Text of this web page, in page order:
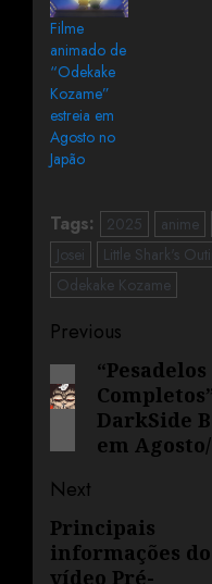
Filme
animado de
“Odekake
Kozame”
estreia em
Agosto no
Japão
Tags: 2025 anime
Josei
Little Shark's
Odekake Kozame
Previous
“Pesadelos
DarkSide
em Agosto/
Next
Principais
informações do
vídeo Pré-